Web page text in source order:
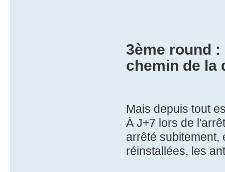
3ème round
chemin de la
Mais depuis tout
À J+7 lors de
arrêté subitement,
réinstallées, les